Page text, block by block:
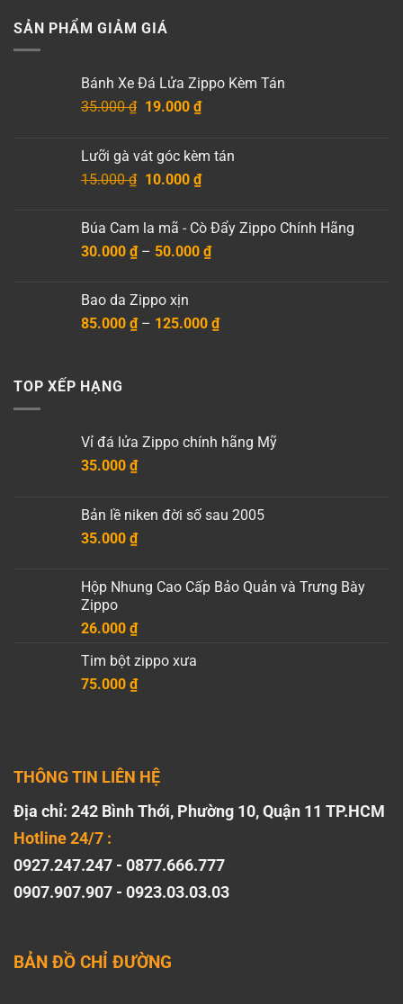
SẢN PHẨM GIẢM GIÁ
Bánh Xe Đá Lửa Zippo Kèm Tán
35.000₫ Giá
35.000 ₫.
19.000 ₫Giá
là:
19.000 ₫.
Lưỡi gà vát góc kèm tán
15.000₫ Giá
15.000 ₫.
10.000 ₫Giá
là:
10.000 ₫.
Búa Cam la mã - Cò Đẩy Zippo Chính Hãng
30.000 ₫ – 50.000 ₫Khoảng
đến
Bao da Zippo xịn
85.000 ₫ – 125.000 ₫Khoảng
TOP XẾP HẠNG
Vỉ đá lửa Zippo chính hãng Mỹ
35.000 ₫
Bản lề niken đời số sau 2005
35.000 ₫
Hộp Nhung Cao Cấp Bảo Quản và Trưng Bày
Zippo
26.000 ₫
Tim bột zippo xưa
75.000 ₫
THÔNG TIN LIÊN HỆ
Địa chỉ: 242 Bình Thới, Phường 10, Quận 11 TP.HCM
Hotline 24/7 :
0927.247.247 - 0877.666.777
0907.907.907 - 0923.03.03.03
BẢN ĐỒ CHỈ ĐƯỜNG